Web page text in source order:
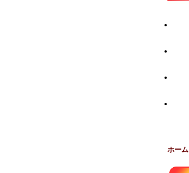
ホーム